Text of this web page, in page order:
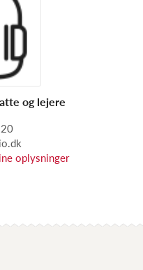
og lejere
oplysninger